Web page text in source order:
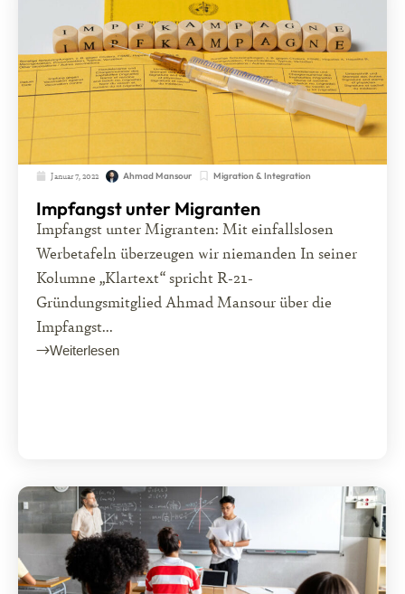
Januar 7, 2022 Ahmad Mansour Migration & Integration
Impfangst unter Migranten
Impfangst unter Migranten: Mit einfallslosen
Werbetafeln überzeugen wir niemanden In seiner
Kolumne „Klartext“ spricht R-21-
Gründungsmitglied Ahmad Mansour über die
Impfangst...
Weiterlesen